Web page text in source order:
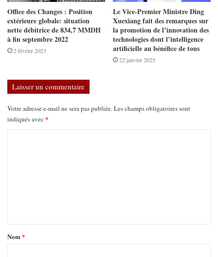
Office des Changes : Position
extérieure globale: situation
nette débitrice de 834,7 MMDH
à fin septembre 2022
2 février 2023
Le Vice-Premier Ministre Ding
Xuexiang fait des remarques sur
la promotion de l’innovation des
technologies dont l’intelligence
artificielle au bénéfice de tous
22 janvier 2025
Laisser un commentaire
Votre adresse e-mail ne sera pas publiée. Les champs obligatoires sont
indiqués avec *
Nom *